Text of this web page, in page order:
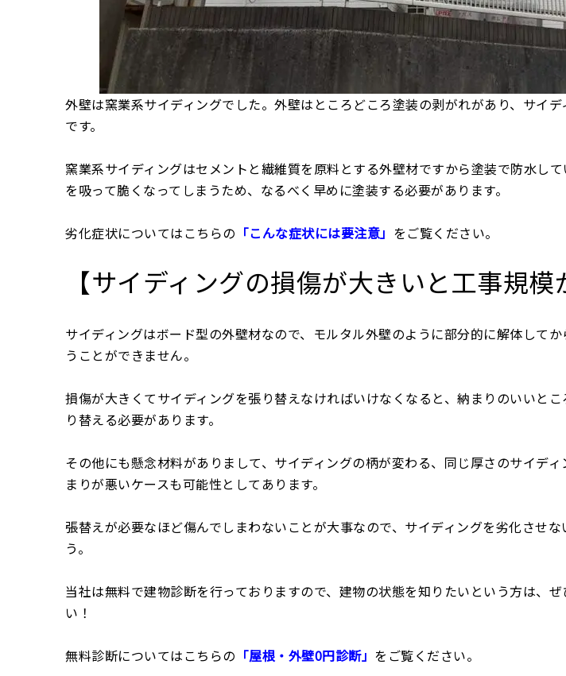
外壁は窯業系サイディングでした。外壁はところどころ塗装の剥がれがあり、サイ
です。
窯業系サイディングはセメントと繊維質を原料とする外壁材ですから塗装で防水し
を吸って脆くなってしまうため、なるべく早めに塗装する必要があります。
劣化症状についてはこちらの 「こんな症状には要注意」 をご覧ください。
【サイディングの損傷が大きいと工事規模
サイディングはボード型の外壁材なので、モルタル外壁のように部分的に解体して
うことができません。
損傷が大きくてサイディングを張り替えなければいけなくなると、納まりのいいと
り替える必要があります。
その他にも懸念材料がありまして、サイディングの柄が変わる、同じ厚さのサイデ
まりが悪いケースも可能性としてあります。
張替えが必要なほど傷んでしまわないことが大事なので、サイディングを劣化させ
う。
当社は無料で建物診断を行っておりますので、建物の状態を知りたいという方は、
い！
無料診断についてはこちらの 「屋根・外壁0円診断」 をご覧ください。